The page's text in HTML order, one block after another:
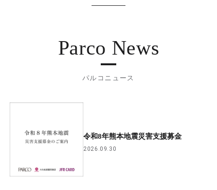
Parco News
パルコニュース
令和8年熊本地震災害支援募金
2026.09.30